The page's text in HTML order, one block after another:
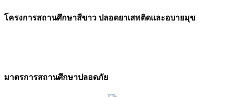
โครงการสถานศึกษาสีขาว ปลอดยาเสพติดและอบายมุข
มาตรการสถานศึกษาปลอดภัย